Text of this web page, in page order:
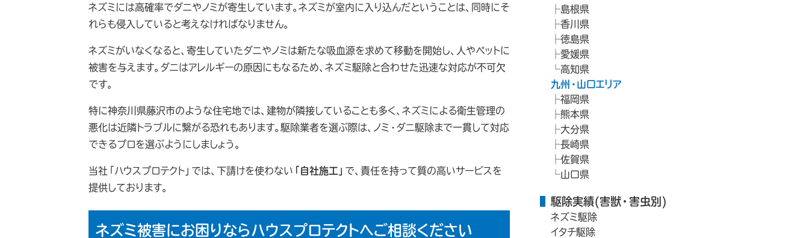
ネズミには高確率でダニやノミが寄生しています。ネズミが室内に入り込んだということは、同時にそ
れらも侵入していると考えなければなりません。
ネズミがいなくなると、寄生していたダニやノミは新たな吸血源を求めて移動を開始し、人やペットに
被害を与えます。ダニはアレルギーの原因にもなるため、ネズミ駆除と合わせた迅速な対応が不可欠
です。
特に神奈川県藤沢市のような住宅地では、建物が隣接していることも多く、ネズミによる衛生管理の
悪化は近隣トラブルに繋がる恐れもあります。駆除業者を選ぶ際は、ノミ・ダニ駆除まで一貫して対応
できるプロを選ぶようにしましょう。
当社「ハウスプロテクト」では、下請けを使わない 「自社施工」 で、責任を持って質の高いサービスを
提供しております。
ネズミ被害にお困りならハウスプロテクトへご相談ください
島根県
香川県
徳島県
愛媛県
高知県
九州・山口エリア
福岡県
熊本県
大分県
長崎県
佐賀県
山口県
駆除実績(害獣・害虫別)
ネズミ駆除
イタチ駆除